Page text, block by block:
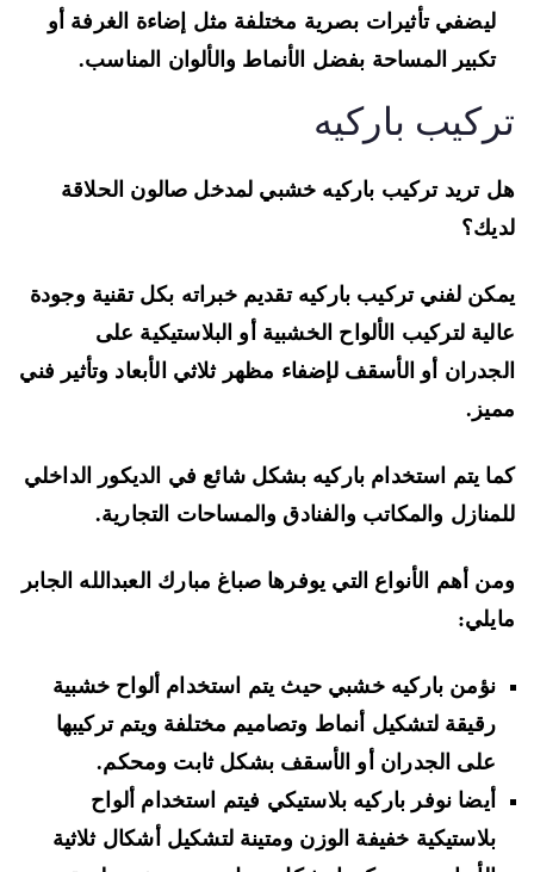
ليضفي تأثيرات بصرية مختلفة مثل إضاءة الغرفة أو
تكبير المساحة بفضل الأنماط والألوان المناسب.
باركيه
تريد تركيب باركيه خشبي لمدخل صالون الحلاقة
لفني تركيب باركيه تقديم خبراته بكل تقنية وجودة
لتركيب الألواح الخشبية أو البلاستيكية على
أو الأسقف لإضفاء مظهر ثلاثي الأبعاد وتأثير فني
يتم استخدام باركيه بشكل شائع في الديكور الداخلي
والمكاتب والفنادق والمساحات التجارية.
أهم الأنواع التي يوفرها صباغ مبارك العبدالله الجابر
نؤمن باركيه خشبي حيث يتم استخدام ألواح خشبية
رقيقة لتشكيل أنماط وتصاميم مختلفة ويتم تركيبها
على الجدران أو الأسقف بشكل ثابت ومحكم.
أيضا نوفر باركيه بلاستيكي فيتم استخدام ألواح
بلاستيكية خفيفة الوزن ومتينة لتشكيل أشكال ثلاثية